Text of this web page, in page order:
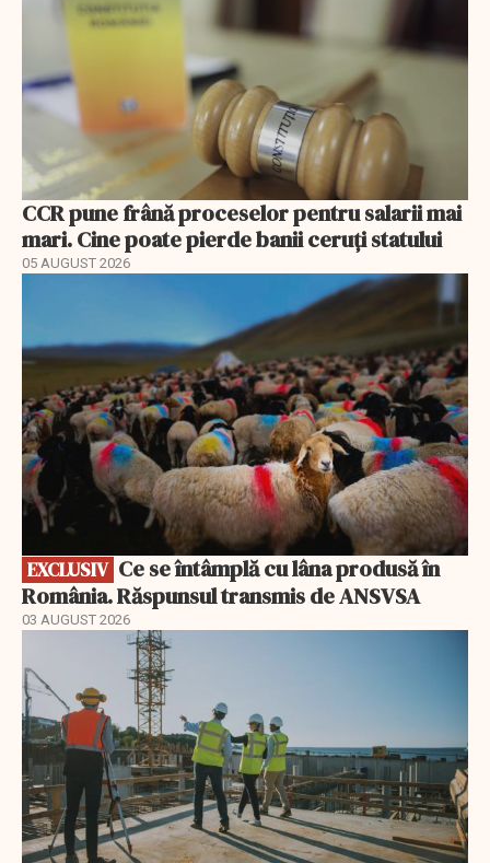
CCR pune frână proceselor pentru salarii mai
mari. Cine poate pierde banii ceruți statului
05 AUGUST 2026
EXCLUSIV
România. Răspunsul transmis de ANSVSA
03 AUGUST 2026